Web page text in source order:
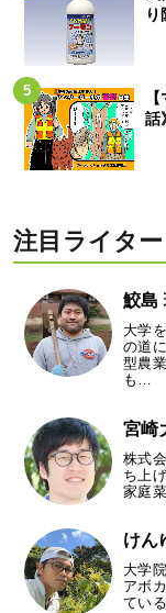
話
注目ライター
鮫島
大学
の道
型農
も…
宮崎
株式
ち上
家庭
けん
大学
アボ
てい